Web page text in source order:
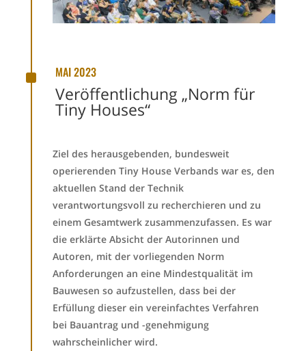
^ MAI 2023
Veröffentlichung „Norm für
Tiny Houses“
Ziel des herausgebenden, bundesweit
operierenden Tiny House Verbands war es, den
aktuellen Stand der Technik
verantwortungsvoll zu recherchieren und zu
einem Gesamtwerk zusammenzufassen. Es war
die erklärte Absicht der Autorinnen und
Autoren, mit der vorliegenden Norm
Anforderungen an eine Mindestqualität im
Bauwesen so aufzustellen, dass bei der
Erfüllung dieser ein vereinfachtes Verfahren
bei Bauantrag und -genehmigung
wahrscheinlicher wird.